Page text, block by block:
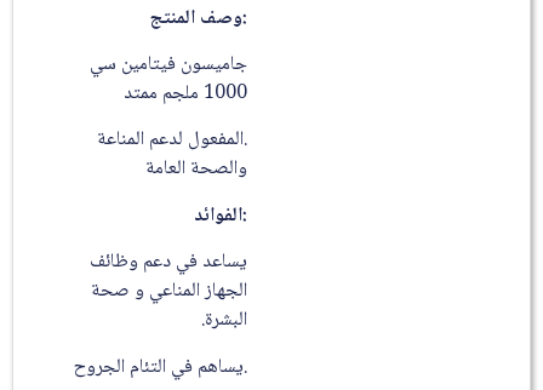
:وصف المنتج
جاميسون فيتامين سي
.المفعول لدعم المناعة
والصحة العامة
:الفوائد
يساعد في دعم وظائف
الجهاز المناعي و صحة
.يساهم في التئام الجروح